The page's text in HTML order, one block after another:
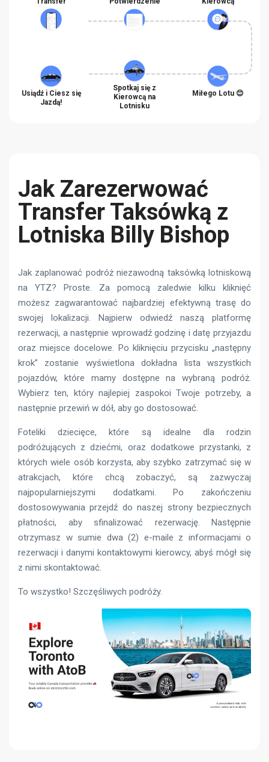
Usiądź i Ciesz się
Jazdą!
Spotkaj się z
Kierowcą na
Lotnisku
Miłego Lotu 😊
Jak Zarezerwować
Transfer Taksówką z
Lotniska Billy Bishop
Jak zaplanować podróż niezawodną taksówką lotniskową
na YTZ? Proste. Za pomocą zaledwie kilku kliknięć
możesz zagwarantować najbardziej efektywną trasę do
swojej lokalizacji. Najpierw odwiedź naszą platformę
rezerwacji, a następnie wprowadź godzinę i datę przyjazdu
oraz miejsce docelowe. Po kliknięciu przycisku „następny
krok” zostanie wyświetlona dokładna lista wszystkich
pojazdów, które mamy dostępne na wybraną podróż.
Wybierz ten, który najlepiej zaspokoi Twoje potrzeby, a
następnie przewiń w dół, aby go dostosować.
Foteliki dziecięce, które są idealne dla rodzin
podróżujących z dziećmi, oraz dodatkowe przystanki, z
których wiele osób korzysta, aby szybko zatrzymać się w
atrakcjach, które chcą zobaczyć, są zazwyczaj
najpopularniejszymi dodatkami. Po zakończeniu
dostosowywania przejdź do naszej strony bezpiecznych
płatności, aby sfinalizować rezerwację. Następnie
otrzymasz w sumie dwa (2) e-maile z informacjami o
rezerwacji i danymi kontaktowymi kierowcy, abyś mógł się
z nimi skontaktować.
To wszystko! Szczęśliwych podróży.